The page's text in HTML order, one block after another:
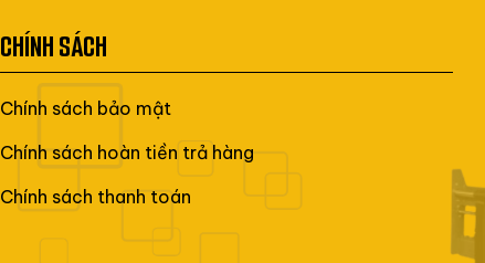
CHÍNH SÁCH
Chính sách bảo mật
Chính sách hoàn tiền trả hàng
Chính sách thanh toán